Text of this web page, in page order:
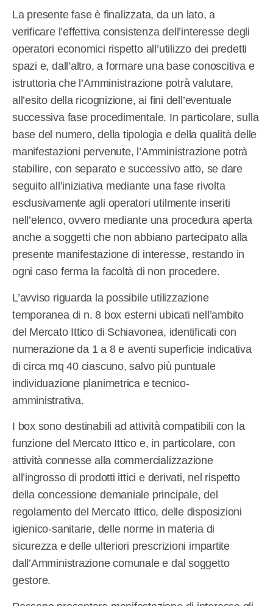
La presente fase è finalizzata, da un lato, a
verificare l’effettiva consistenza dell’interesse degli
operatori economici rispetto all’utilizzo dei predetti
spazi e, dall’altro, a formare una base conoscitiva e
istruttoria che l’Amministrazione potrà valutare,
all’esito della ricognizione, ai fini dell’eventuale
successiva fase procedimentale. In particolare, sulla
base del numero, della tipologia e della qualità delle
manifestazioni pervenute, l’Amministrazione potrà
stabilire, con separato e successivo atto, se dare
seguito all’iniziativa mediante una fase rivolta
esclusivamente agli operatori utilmente inseriti
nell’elenco, ovvero mediante una procedura aperta
anche a soggetti che non abbiano partecipato alla
presente manifestazione di interesse, restando in
ogni caso ferma la facoltà di non procedere.
L’avviso riguarda la possibile utilizzazione
temporanea di n. 8 box esterni ubicati nell’ambito
del Mercato Ittico di Schiavonea, identificati con
numerazione da 1 a 8 e aventi superficie indicativa
di circa mq 40 ciascuno, salvo più puntuale
individuazione planimetrica e tecnico-
amministrativa.
I box sono destinabili ad attività compatibili con la
funzione del Mercato Ittico e, in particolare, con
attività connesse alla commercializzazione
all’ingrosso di prodotti ittici e derivati, nel rispetto
della concessione demaniale principale, del
regolamento del Mercato Ittico, delle disposizioni
igienico-sanitarie, delle norme in materia di
sicurezza e delle ulteriori prescrizioni impartite
dall’Amministrazione comunale e dal soggetto
gestore.